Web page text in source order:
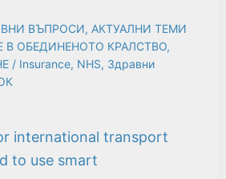
ВЪПРОСИ, АКТУАЛНИ ТЕМИ
В ОБЕДИНЕНОТО КРАЛСТВО,
/ Insurance, NHS, Здравни